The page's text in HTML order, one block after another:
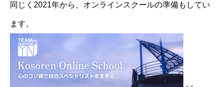
同じく2021年から、オンラインスクールの準備もしてい
ます。